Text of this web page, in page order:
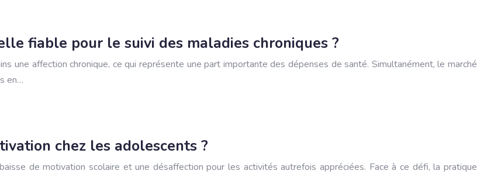
fiable pour le suivi des maladies chroniques ?
une affection chronique, ce qui représente une part importante des dépenses de santé. Simultanément, le marché
en…
chez les adolescents ?
de motivation scolaire et une désaffection pour les activités autrefois appréciées. Face à ce défi, la pratique